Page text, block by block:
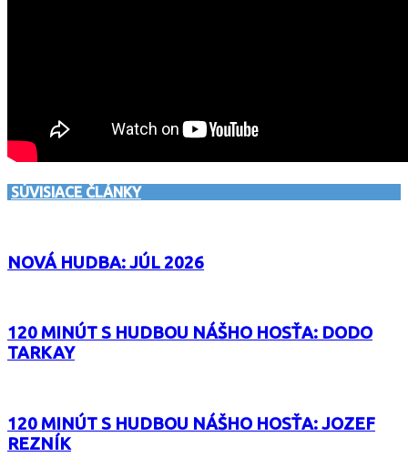
SÚVISIACE ČLÁNKY
NOVÁ HUDBA: JÚL 2026
120 MINÚT S HUDBOU NÁŠHO HOSŤA: DODO
TARKAY
120 MINÚT S HUDBOU NÁŠHO HOSŤA: JOZEF
REZNÍK